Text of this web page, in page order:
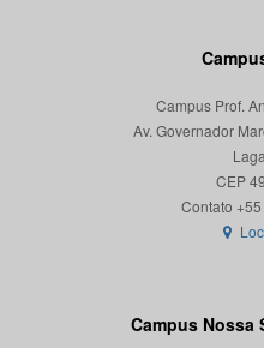
Campus Prof.
Av. Governador
CEP
Campus Nossa